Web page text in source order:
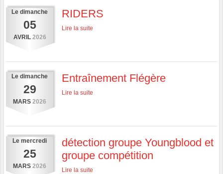
Le dimanche
05
AVRIL 2026
RIDERS
Lire la suite
Le dimanche
29
MARS 2026
Entraînement Flégère
Lire la suite
Le mercredi
25
MARS 2026
détection groupe Youngblood et
groupe compétition
Lire la suite